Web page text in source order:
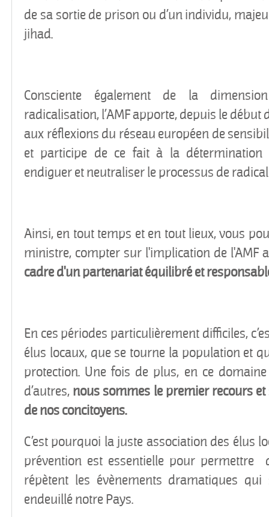
de sa sortie de prison ou d’un individu,
jihad.
Consciente également de la
radicalisation, l’AMF apporte, depuis le début
aux réflexions du réseau européen de
et participe de ce fait à la détermination
endiguer et neutraliser le processus de
Ainsi, en tout temps et en tout lieux, vous
ministre, compter sur l'implication de l'AMF
cadre d'un partenariat équilibré et
En ces périodes particulièrement difficiles,
élus locaux, que se tourne la population et
protection. Une fois de plus, en ce
d’autres, nous sommes le premier recours
de nos concitoyens.
C’est pourquoi la juste association des élus
prévention est essentielle pour permettre
répètent les évènements dramatiques
endeuillé notre Pays.